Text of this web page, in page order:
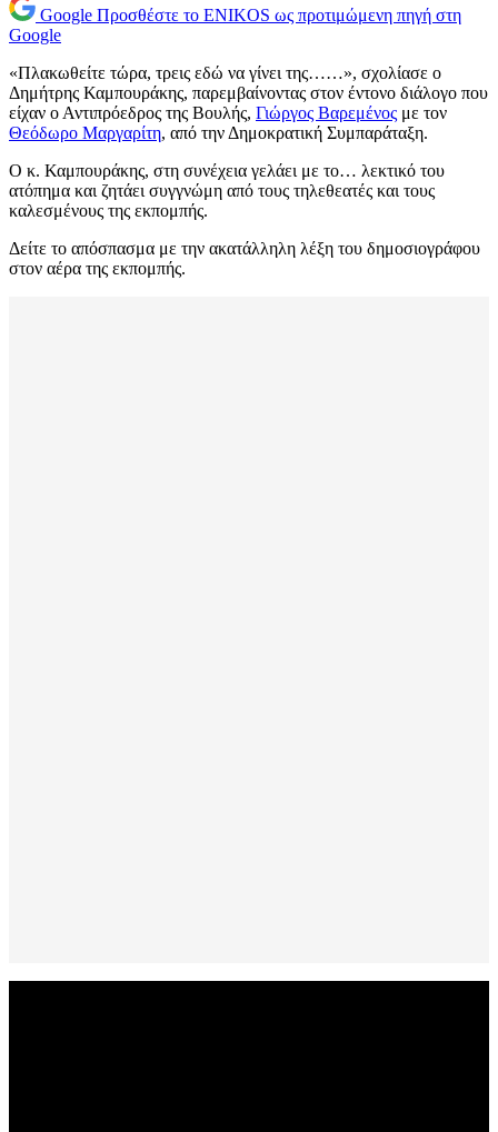
Google Προσθέστε το ENIKOS ως προτιμώμενη πηγή στη
Google
«Πλακωθείτε τώρα, τρεις εδώ να γίνει της……», σχολίασε ο
Δημήτρης Καμπουράκης, παρεμβαίνοντας στον έντονο διάλογο που
είχαν ο Αντιπρόεδρος της Βουλής, Γιώργος Βαρεμένος με τον
Θεόδωρο Μαργαρίτη, από την Δημοκρατική Συμπαράταξη.
Ο κ. Καμπουράκης, στη συνέχεια γελάει με το… λεκτικό του
ατόπημα και ζητάει συγγνώμη από τους τηλεθεατές και τους
καλεσμένους της εκπομπής.
Δείτε το απόσπασμα με την ακατάλληλη λέξη του δημοσιογράφου
στον αέρα της εκπομπής.